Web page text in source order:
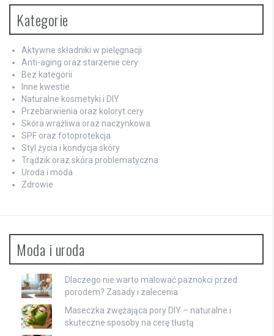
Kategorie
Aktywne składniki w pielęgnacji
Anti-aging oraz starzenie cery
Bez kategorii
Inne kwestie
Naturalne kosmetyki i DIY
Przebarwienia oraz koloryt cery
Skóra wrażliwa oraz naczynkowa
SPF oraz fotoprotekcja
Styl życia i kondycja skóry
Trądzik oraz skóra problematyczna
Uroda i moda
Zdrowie
Moda i uroda
Dlaczego nie warto malować paznokci przed
porodem? Zasady i zalecenia
Maseczka zwężająca pory DIY – naturalne i
skuteczne sposoby na cerę tłustą